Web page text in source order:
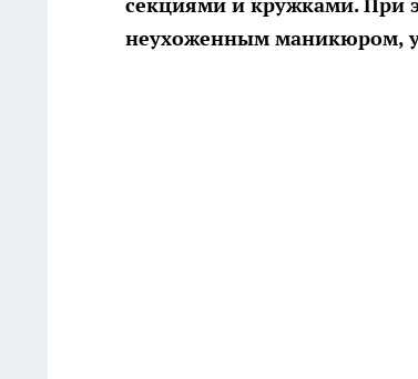
неухоженным маникюром,